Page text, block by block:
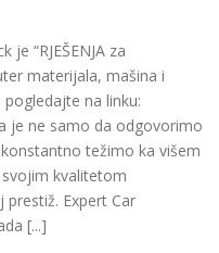
je “RJEŠENJA za
materijala, mašina i
na linku:
je ne samo da odgovorimo
težimo ka višem
kvalitetom
Expert Car
[...]